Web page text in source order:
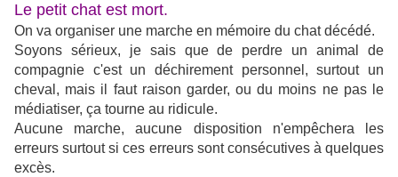
Le petit chat est mort.
On va organiser une marche en mémoire du chat décédé.
Soyons sérieux, je sais que de perdre un animal de
compagnie c'est un déchirement personnel, surtout un
cheval, mais il faut raison garder, ou du moins ne pas le
médiatiser, ça tourne au ridicule.
Aucune marche, aucune disposition n'empêchera les
erreurs surtout si ces erreurs sont consécutives à quelques
excès.